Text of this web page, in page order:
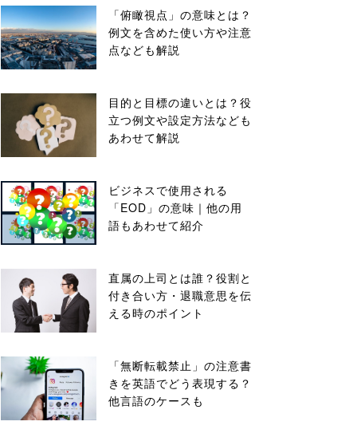
「俯瞰視点」の意味とは？
例文を含めた使い方や注意
点なども解説
目的と目標の違いとは？役
立つ例文や設定方法なども
あわせて解説
ビジネスで使用される
「EOD」の意味｜他の用
語もあわせて紹介
直属の上司とは誰？役割と
付き合い方・退職意思を伝
える時のポイント
「無断転載禁止」の注意書
きを英語でどう表現する？
他言語のケースも